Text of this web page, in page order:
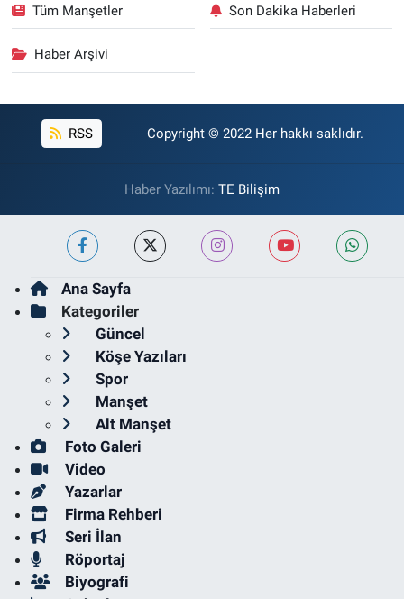
Tüm Manşetler Son Dakika Haberleri
Haber Arşivi
RSS Copyright © 2022 Her hakkı saklıdır.
Haber Yazılımı: TE Bilişim
Ana Sayfa
Kategoriler
Güncel
Köşe Yazıları
Spor
Manşet
Alt Manşet
Foto Galeri
Video
Yazarlar
Firma Rehberi
Seri İlan
Röportaj
Biyografi